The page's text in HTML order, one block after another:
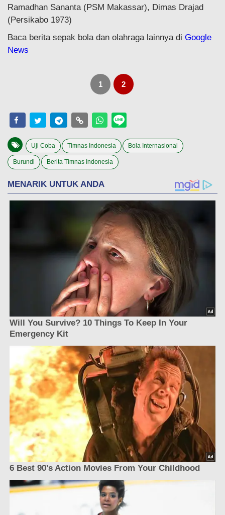
Ramadhan Sananta (PSM Makassar), Dimas Drajad
(Persikabo 1973)
Baca berita sepak bola dan olahraga lainnya di Google
News
1 2
Uji Coba Timnas Indonesia Bola Internasional
Burundi Berita Timnas Indonesia